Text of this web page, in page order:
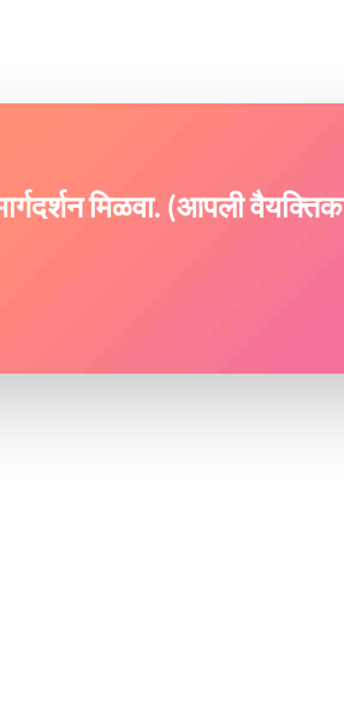
मिळवा. (आपली वैयक्तिक